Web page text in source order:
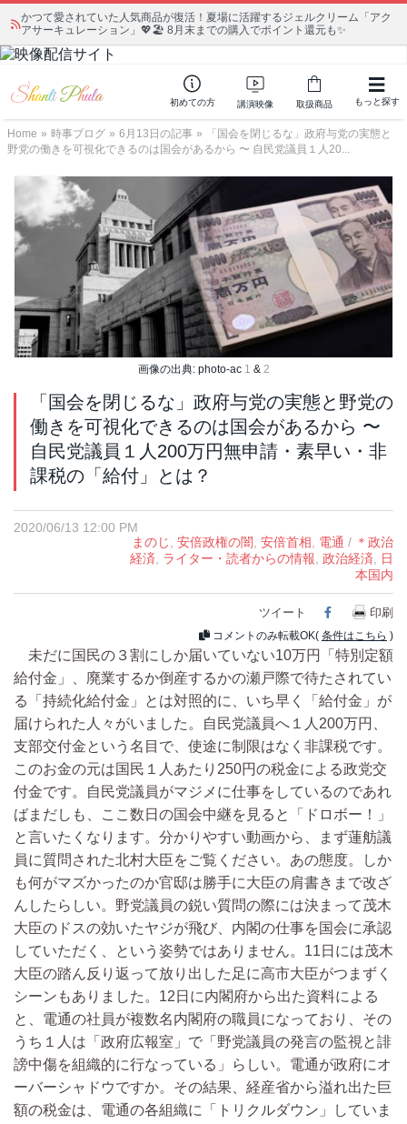
かつて愛されていた人気商品が復活！夏場に活躍するジェルクリーム「アク
アサーキュレーション」💖🏖️ 8月末までの購入でポイント還元も✨
初めての方 講演映像 取扱商品 もっと探す
Home » 時事ブログ » 6月13日の記事 »
「国会を閉じるな」政府与党の実態と
野党の働きを可視化できるのは国会があるから 〜 自民党議員１人20...
画像の出典: photo-ac 1 & 2
「国会を閉じるな」政府与党の実態と野党の
働きを可視化できるのは国会があるから 〜
自民党議員１人200万円無申請・素早い・非
課税の「給付」とは？
2020/06/13 12:00 PM
まのじ, 安倍政権の闇, 安倍首相, 電通 / ＊政治
経済, ライター・読者からの情報, 政治経済, 日
本国内
ツイート Facebook
印刷
コメントのみ転載OK( 条件はこちら )
未だに国民の３割にしか届いていない10万円「特別定額
給付金」、廃業するか倒産するかの瀬戸際で待たされてい
る「持続化給付金」とは対照的に、いち早く「給付金」が
届けられた人々がいました。自民党議員へ１人200万円、
支部交付金という名目で、使途に制限はなく非課税です。
このお金の元は国民１人あたり250円の税金による政党交
付金です。自民党議員がマジメに仕事をしているのであれ
ばまだしも、ここ数日の国会中継を見ると「ドロボー！」
と言いたくなります。分かりやすい動画から、まず蓮舫議
員に質問された北村大臣をご覧ください。あの態度。しか
も何がマズかったのか官邸は勝手に大臣の肩書きまで改ざ
んしたらしい。野党議員の鋭い質問の際には決まって茂木
大臣のドスの効いたヤジが飛び、内閣の仕事を国会に承認
していただく、という姿勢ではありません。11日には茂木
大臣の踏ん反り返って放り出した足に高市大臣がつまずく
シーンもありました。12日に内閣府から出た資料による
と、電通の社員が複数名内閣府の職員になっており、その
うち１人は「政府広報室」で「野党議員の発言の監視と誹
謗中傷を組織的に行なっている」らしい。電通が政府にオ
ーバーシャドウですか。その結果、経産省から溢れ出た巨
額の税金は、電通の各組織に「トリクルダウン」していま